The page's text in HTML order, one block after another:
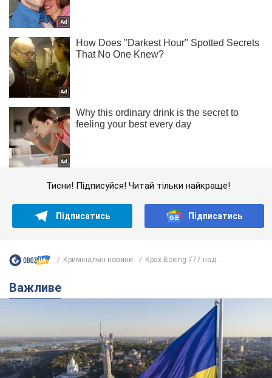
Тисни! Підписуйся! Читай тільки найкраще!
Підписатись Підписатись
Кримінальні новини Крах Boeing-777 над...
Важливе